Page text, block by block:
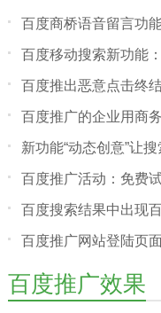
百度商桥语音留言功
百度移动搜索新功能
百度推出恶意点击终
百度推广的企业用商
新功能“动态创意”让
百度推广活动：免费
百度搜索结果中出现
百度推广网站登陆页
百度推广效果